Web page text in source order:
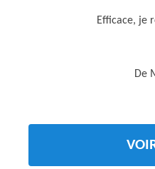
Efficace, je
De